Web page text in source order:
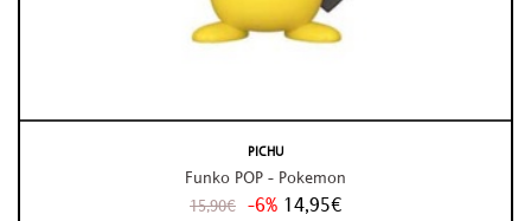
PICHU
Funko POP - Pokemon
15,90€ -6% 14,95€